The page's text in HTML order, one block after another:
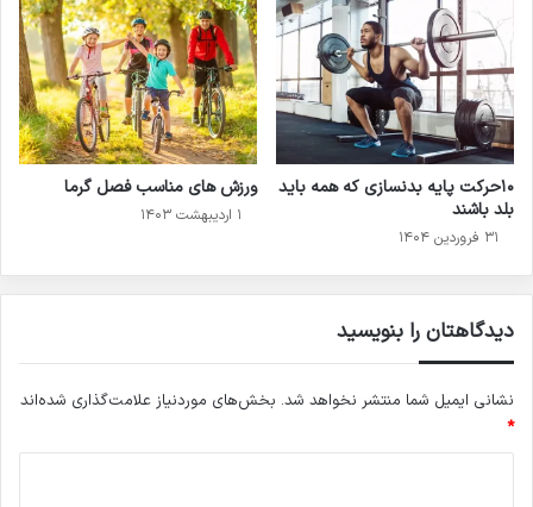
۱۰حرکت پایه بدنسازی که همه باید
بلد باشند
۳۱ فروردین ۱۴۰۴
ورزش های مناسب فصل گرما
۱ اردیبهشت ۱۴۰۳
دیدگاهتان را بنویسید
نشانی ایمیل شما منتشر نخواهد شد. بخش‌های موردنیاز علامت‌گذاری شده‌اند
*